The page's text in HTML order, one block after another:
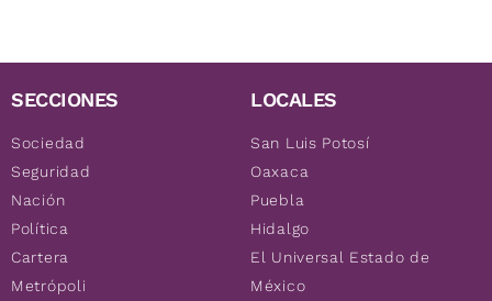
SECCIONES
Sociedad
Seguridad
Nación
Política
Cartera
Metrópoli
LOCALES
San Luis Potosí
Oaxaca
Puebla
Hidalgo
El Universal Estado de
México